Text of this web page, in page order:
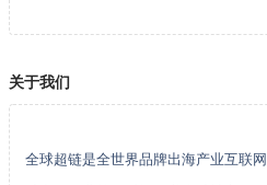
关于我们
全球超链是全世界品牌出海产业互联